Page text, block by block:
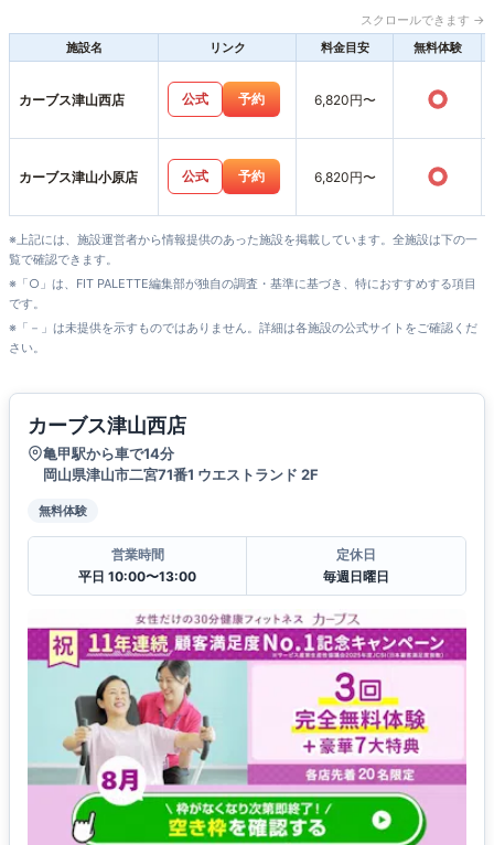
スクロールできます →
施設名
リンク 料金目安 無料体験
カーブス津山西店 公式 予約 6,820円〜 ○
カーブス津山小原店 公式 予約 6,820円〜 ○
※上記には、施設運営者から情報提供のあった施設を掲載しています。全施設は下の一
覧で確認できます。
※「○」は、FIT PALETTE編集部が独自の調査・基準に基づき、特におすすめする項目
です。
※「－」は未提供を示すものではありません。詳細は各施設の公式サイトをご確認くだ
さい。
カーブス津山西店
亀甲駅から車で14分
岡山県津山市二宮71番1 ウエストランド 2F
無料体験
営業時間
平日 10:00〜13:00
定休日
毎週日曜日